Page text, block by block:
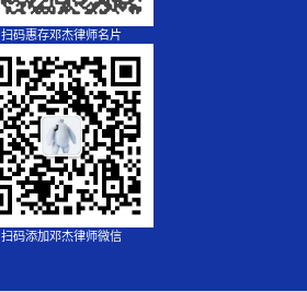
扫码惠存邓杰律师名片
扫码添加邓杰律师微信